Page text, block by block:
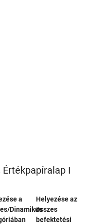
Értékpapíralap I
a
Dinamikus
Helyezése az
összes
befektetési